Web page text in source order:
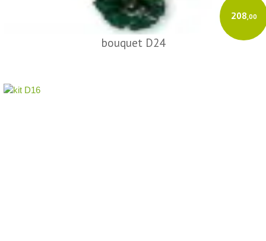
208,00
bouquet D24